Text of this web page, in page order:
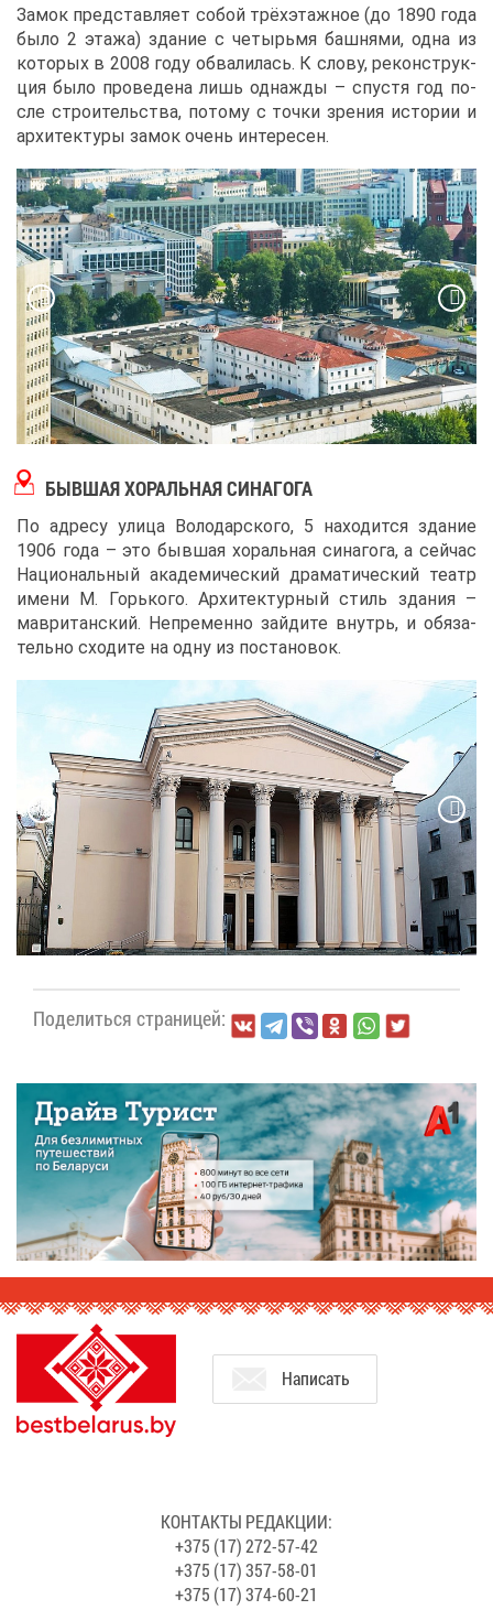
За­мок пред­став­ля­ет со­бой трёх­этаж­ное (до 1890 го­да
бы­ло 2 эта­жа) зда­ние с че­тырь­мя баш­ня­ми, од­на из
ко­то­рых в 2008 го­ду об­ва­ли­лась. К сло­ву, ре­кон­струк­
ция бы­ло про­ве­де­на лишь од­на­ж­ды – спу­стя год по­
сле стро­и­тель­ства, по­то­му с точ­ки зре­ния ис­то­рии и
ар­хи­тек­ту­ры за­мок очень ин­те­ре­сен.
БЫВ­ШАЯ ХО­РАЛЬ­НАЯ СИ­НА­ГО­ГА
По ад­ре­су ули­ца Во­ло­дар­ско­го, 5 на­хо­дит­ся зда­ние
1906 го­да – это быв­шая хо­раль­ная си­на­го­га, а сей­час
На­ци­о­наль­ный ака­де­ми­че­ский дра­ма­ти­че­ский те­атр
име­ни М. Горь­ко­го. Ар­хи­тек­тур­ный стиль зда­ния –
мав­ри­тан­ский. Непре­мен­но зай­ди­те внутрь, и обя­за­
тель­но схо­ди­те на од­ну из по­ста­но­вок.
По­де­лить­ся стра­ни­цей:
На­пи­сать
КОН­ТАК­ТЫ РЕ­ДАК­ЦИИ:
+375 (17) 272-57-42
+375 (17) 357-58-01
+375 (17) 374-60-21